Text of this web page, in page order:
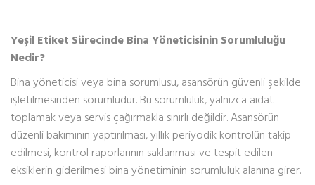
Yeşil Etiket Sürecinde Bina Yöneticisinin Sorumluluğu
Nedir?
Bina yöneticisi veya bina sorumlusu, asansörün güvenli şekilde
işletilmesinden sorumludur. Bu sorumluluk, yalnızca aidat
toplamak veya servis çağırmakla sınırlı değildir. Asansörün
düzenli bakımının yaptırılması, yıllık periyodik kontrolün takip
edilmesi, kontrol raporlarının saklanması ve tespit edilen
eksiklerin giderilmesi bina yönetiminin sorumluluk alanına girer.